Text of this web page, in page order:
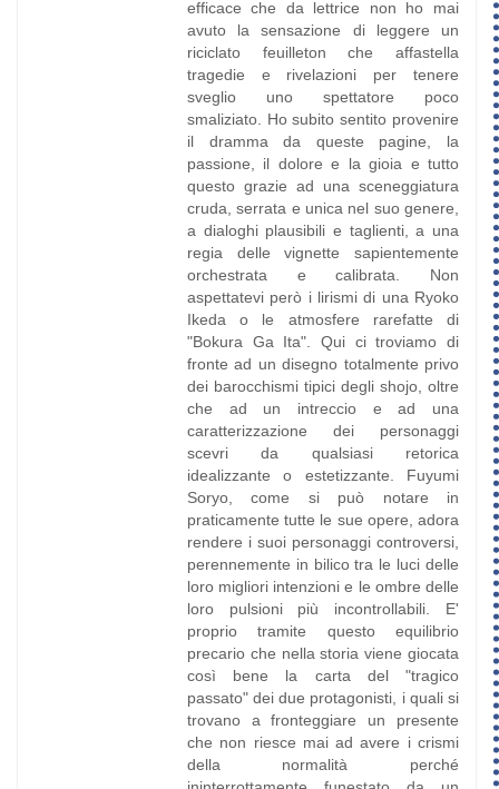
efficace che da lettrice non ho mai
avuto la sensazione di leggere un
riciclato feuilleton che affastella
tragedie e rivelazioni per tenere
sveglio uno spettatore poco
smaliziato. Ho subito sentito provenire
il dramma da queste pagine, la
passione, il dolore e la gioia e tutto
questo grazie ad una sceneggiatura
cruda, serrata e unica nel suo genere,
a dialoghi plausibili e taglienti, a una
regia delle vignette sapientemente
orchestrata e calibrata. Non
aspettatevi però i lirismi di una Ryoko
Ikeda o le atmosfere rarefatte di
"Bokura Ga Ita". Qui ci troviamo di
fronte ad un disegno totalmente privo
dei barocchismi tipici degli shojo, oltre
che ad un intreccio e ad una
caratterizzazione dei personaggi
scevri da qualsiasi retorica
idealizzante o estetizzante. Fuyumi
Soryo, come si può notare in
praticamente tutte le sue opere, adora
rendere i suoi personaggi controversi,
perennemente in bilico tra le luci delle
loro migliori intenzioni e le ombre delle
loro pulsioni più incontrollabili. E'
proprio tramite questo equilibrio
precario che nella storia viene giocata
così bene la carta del "tragico
passato" dei due protagonisti, i quali si
trovano a fronteggiare un presente
che non riesce mai ad avere i crismi
della normalità perché